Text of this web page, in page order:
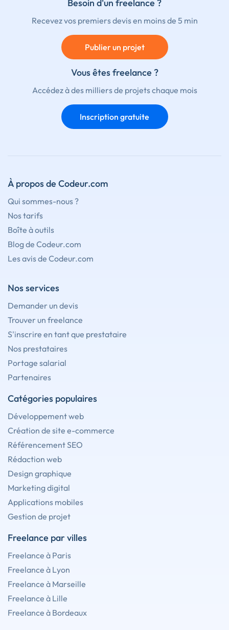
Besoin d'un freelance ?
Recevez vos premiers devis en moins de 5 min
Publier un projet
Vous êtes freelance ?
Accédez à des milliers de projets chaque mois
Inscription gratuite
À propos de Codeur.com
Qui sommes-nous ?
Nos tarifs
Boîte à outils
Blog de Codeur.com
Les avis de Codeur.com
Nos services
Demander un devis
Trouver un freelance
S'inscrire en tant que prestataire
Nos prestataires
Portage salarial
Partenaires
Catégories populaires
Développement web
Création de site e-commerce
Référencement SEO
Rédaction web
Design graphique
Marketing digital
Applications mobiles
Gestion de projet
Freelance par villes
Freelance à Paris
Freelance à Lyon
Freelance à Marseille
Freelance à Lille
Freelance à Bordeaux